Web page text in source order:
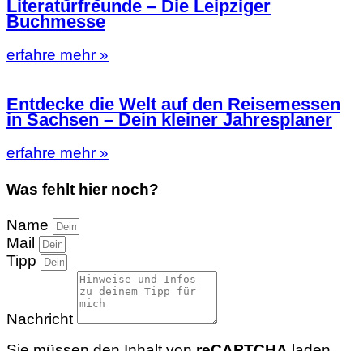
Literaturfreunde – Die Leipziger
Buchmesse
erfahre mehr »
Entdecke die Welt auf den Reisemessen
in Sachsen – Dein kleiner Jahresplaner
erfahre mehr »
Was fehlt hier noch?
Name
Mail
Tipp
Nachricht